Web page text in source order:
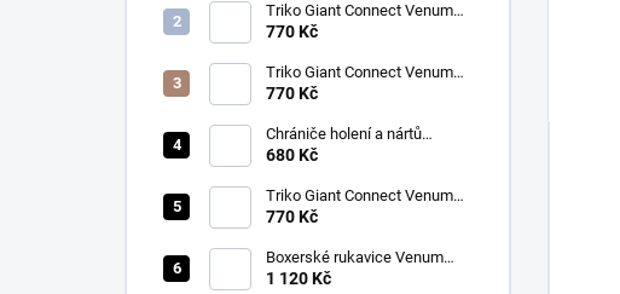
Triko Giant Connect Venum
modré
770 Kč
Triko Giant Connect Venum
oranžové
770 Kč
Chrániče holení a nártů
Venum Kontact černá/stříbrná
680 Kč
Triko Giant Connect Venum
zelené
770 Kč
Boxerské rukavice Venum
CONTENDER 1.5 XT
1 120 Kč